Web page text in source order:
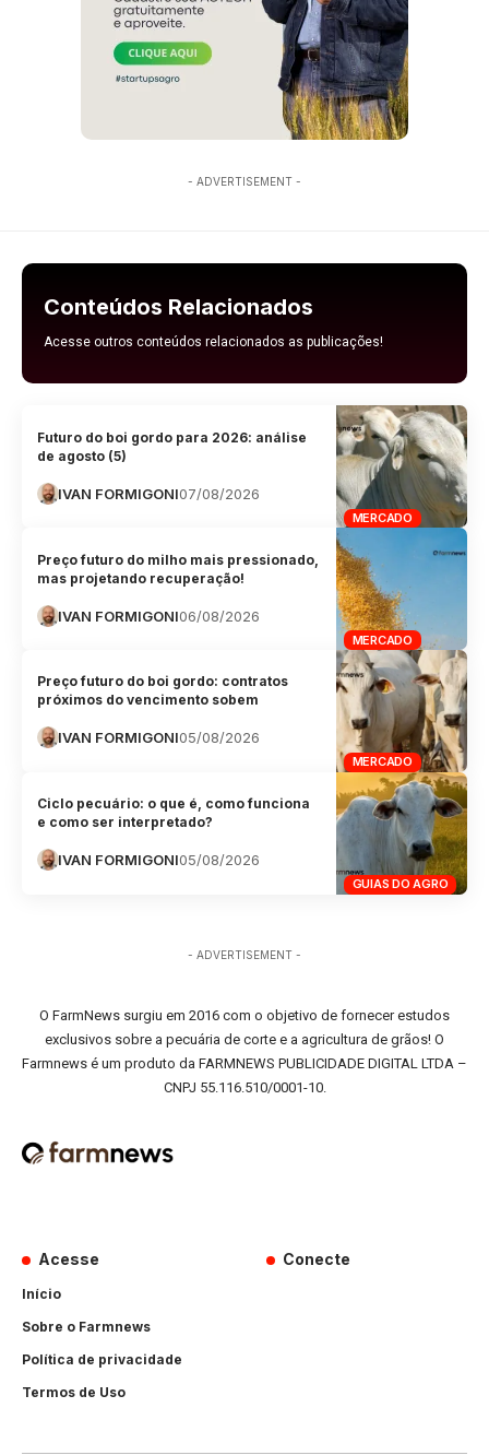
- ADVERTISEMENT -
Conteúdos Relacionados
Acesse outros conteúdos relacionados as publicações!
MERCADO
Futuro do boi gordo para 2026: análise
de agosto (5)
IVAN FORMIGONI07/08/2026
MERCADO
Preço futuro do milho mais pressionado,
mas projetando recuperação!
IVAN FORMIGONI06/08/2026
MERCADO
Preço futuro do boi gordo: contratos
próximos do vencimento sobem
IVAN FORMIGONI05/08/2026
GUIAS DO AGRO
Ciclo pecuário: o que é, como funciona
e como ser interpretado?
IVAN FORMIGONI05/08/2026
- ADVERTISEMENT -
O FarmNews surgiu em 2016 com o objetivo de fornecer estudos
exclusivos sobre a pecuária de corte e a agricultura de grãos! O
Farmnews é um produto da FARMNEWS PUBLICIDADE DIGITAL LTDA –
CNPJ 55.116.510/0001-10.
Acesse
Início
Sobre o Farmnews
Política de privacidade
Termos de Uso
Conecte